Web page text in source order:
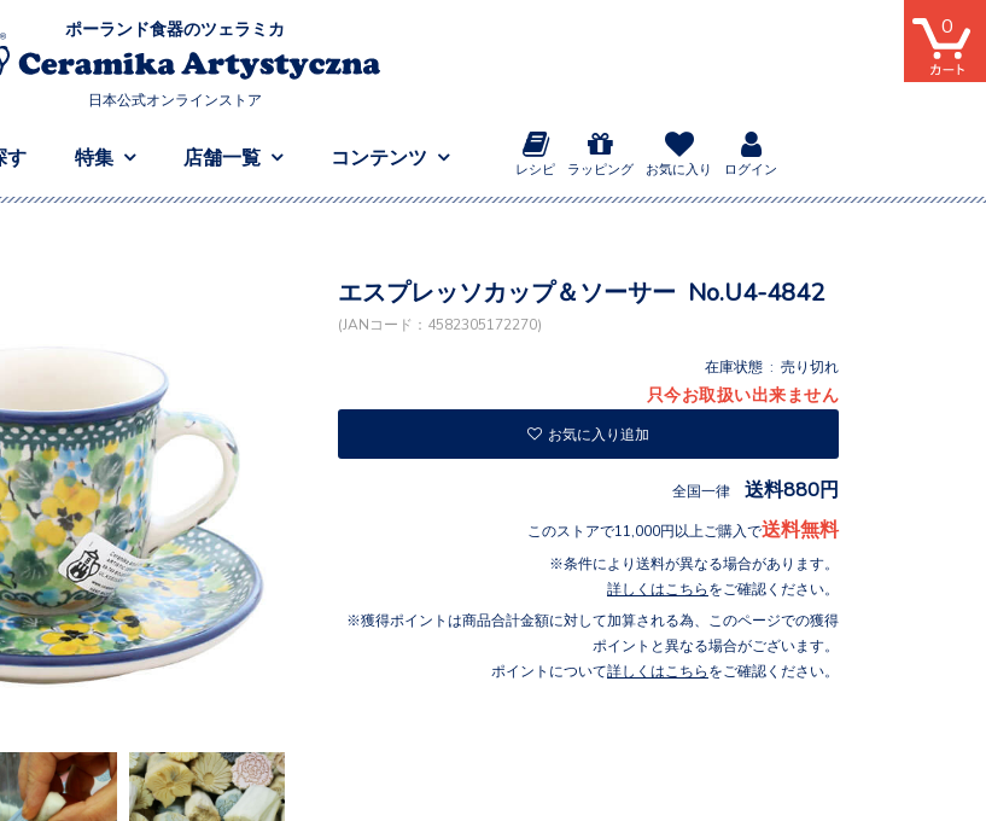
ポーランド食器のツェラミカ
日本公式オンラインストア
す 特集 店舗一覧 コンテンツ
レシピ ラッピング お気に入り ログイン
0
エスプレッソカップ＆ソーサー No.U4-4842
(JANコード：4582305172270)
在庫状態 : 売り切れ
只今お取扱い出来ません
お気に入り追加
全国一律 送料880円
このストアで11,000円以上ご購入で送料無料
条件により送料が異なる場合があります。
詳しくはこちら をご確認ください。
獲得ポイントは商品合計金額に対して加算される為、このページでの獲得
ポイントと異なる場合がございます。
ポイントについて詳しくはこちら をご確認ください。